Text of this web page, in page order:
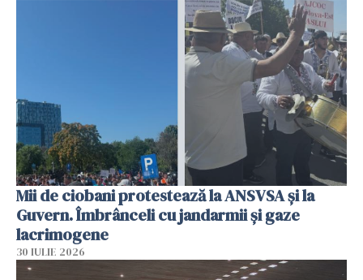
Mii de ciobani protestează la ANSVSA și la
Guvern. Îmbrânceli cu jandarmii și gaze
lacrimogene
30 IULIE 2026